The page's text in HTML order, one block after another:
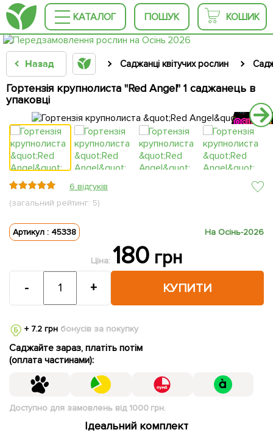
КАТАЛОГ ПОШУК КОШИК
Назад Саджанці квітучих рослин
Гортензія крупнолиста "Red Angel" 1 саджанець в
упаковці
6 відгуків
(загальний рейтинг: 5)
Артикул : 45338 На Осінь-2026
Ціна: 180грн
КУПИТИ
- +
+ 7.2 грнбонусів за покупку
Саджайте зараз, платіть потім
(оплата частинами):
Доступно для замовлень від 1000 грн.
Ідеальний комплект